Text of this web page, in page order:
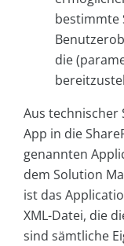
bestimmte
die
Aus
App in die
genannten
dem Solution
ist das
XML-Datei, die
sind sämtliche